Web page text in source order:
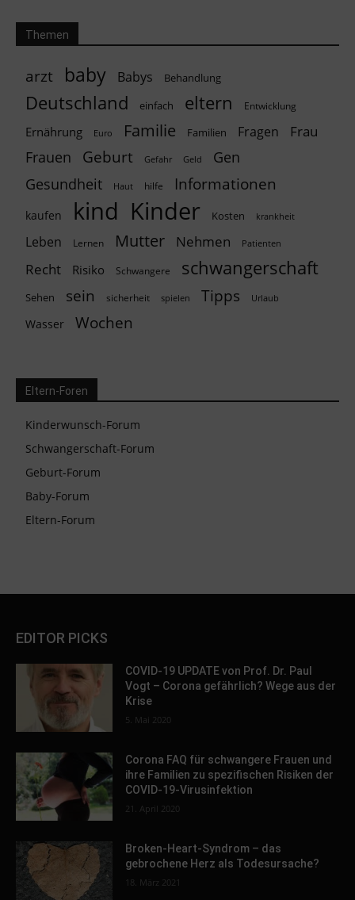
Themen
arzt baby Babys Behandlung
Deutschland einfach eltern Entwicklung
Ernährung Euro Familie Familien Fragen Frau
Frauen Geburt Gefahr Geld
Gen
Gesundheit
Haut hilfe Informationen
kaufen kind Kinder Kosten krankheit
Leben Lernen Mutter Nehmen Patienten
Recht Risiko Schwangere schwangerschaft
Sehen sein sicherheit spielen Tipps Urlaub
Wasser Wochen
Eltern-Foren
Kinderwunsch-Forum
Schwangerschaft-Forum
Geburt-Forum
Baby-Forum
Eltern-Forum
EDITOR PICKS
COVID-19 UPDATE von Prof. Dr. Paul
Vogt – Corona gefährlich? Wege aus der
Krise
5. Mai 2020
Corona FAQ für schwangere Frauen und
ihre Familien zu spezifischen Risiken der
COVID-19-Virusinfektion
21. April 2020
Broken-Heart-Syndrom – das
gebrochene Herz als Todesursache?
18. März 2021